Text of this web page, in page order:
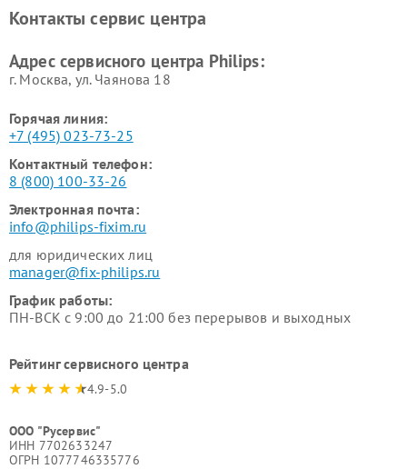
Ремонт стиральных машин
Ремонт увлажнителей
Контакты сервис центра
Адрес сервисного центра Philips:
г. Москва, ул. Чаянова 18
Горячая линия:
+7 (495) 023-73-25
Контактный телефон:
8 (800) 100-33-26
Электронная почта:
info@philips-fixim.ru
для юридических лиц
manager@fix-philips.ru
График работы:
ПН-ВСК с 9:00 до 21:00 без перерывов и выходных
Рейтинг сервисного центра
4.9-5.0
ООО "Русервис"
ИНН 7702633247
ОГРН 1077746335776